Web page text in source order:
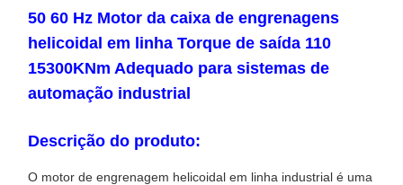
50 60 Hz Motor da caixa de engrenagens
helicoidal em linha Torque de saída 110
15300KNm Adequado para sistemas de
automação industrial
Descrição do produto:
O motor de engrenagem helicoidal em linha industrial é uma